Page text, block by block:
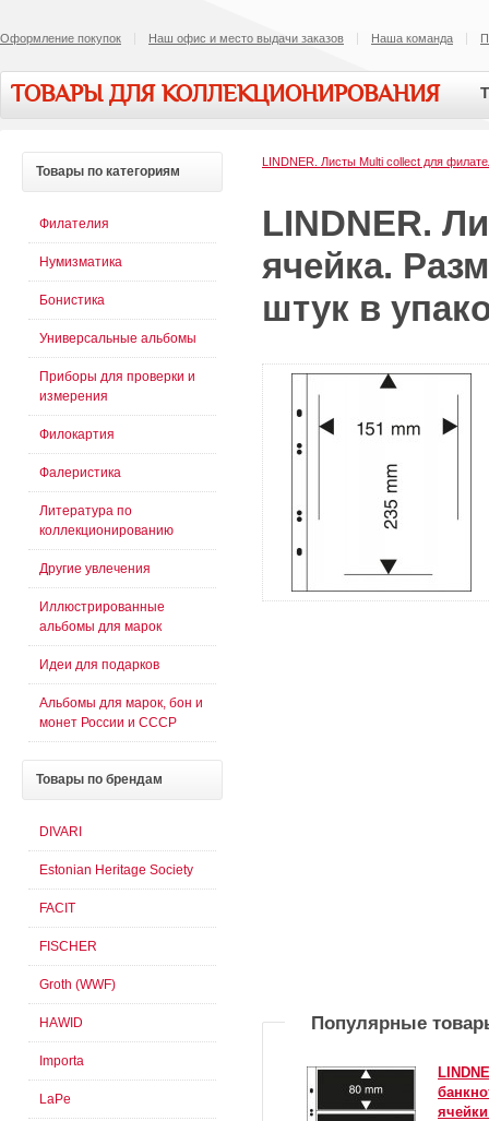
Оформление покупок Наш офис и место выдачи заказов Наша команда
ТОВАРЫ ДЛЯ КОЛЛЕКЦИОНИРОВАНИЯ
LINDNER. Листы Multi collect для
LINDNER.
ячейка.
штук в
Популярные
Товары по категориям
Филателия
Нумизматика
Бонистика
Универсальные альбомы
Приборы для проверки и
измерения
Филокартия
Фалеристика
Литература по
коллекционированию
Другие увлечения
Иллюстрированные
альбомы для марок
Идеи для подарков
Альбомы для марок, бон и
монет России и СССР
Товары по брендам
DIVARI
Estonian Heritage Society
FACIT
FISCHER
Groth (WWF)
HAWID
Importa
LaPe